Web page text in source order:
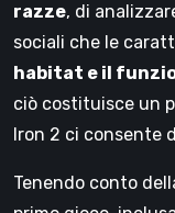
razze, di
sociali che le
habitat e il
ciò costituisce un
Iron 2 ci consente
Tenendo conto